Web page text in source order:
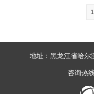
地址：黑龙江省哈尔
咨询热